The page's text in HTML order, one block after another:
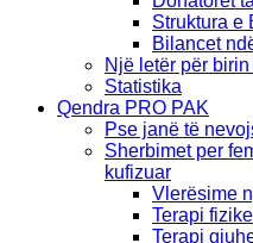
Struktura e
Bilancet
Një letër për birin
Statistika
Qendra PRO PAK
Pse janë të
Sherbimet per
kufizuar
Vlerësime
Terapi
Terapi